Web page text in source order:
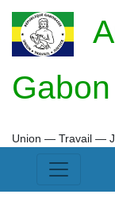
Union ― Travail ―